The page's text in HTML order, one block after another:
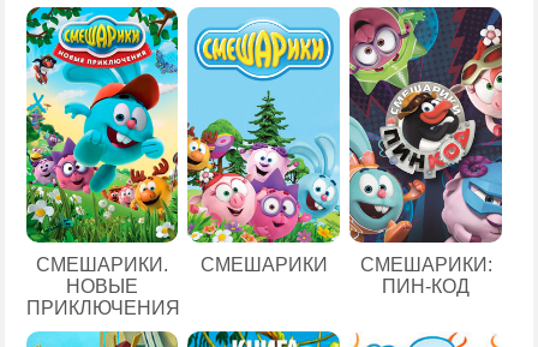
СМЕШАРИКИ.
НОВЫЕ
ПРИКЛЮЧЕНИЯ
СМЕШАРИКИ
СМЕШАРИКИ:
ПИН-КОД